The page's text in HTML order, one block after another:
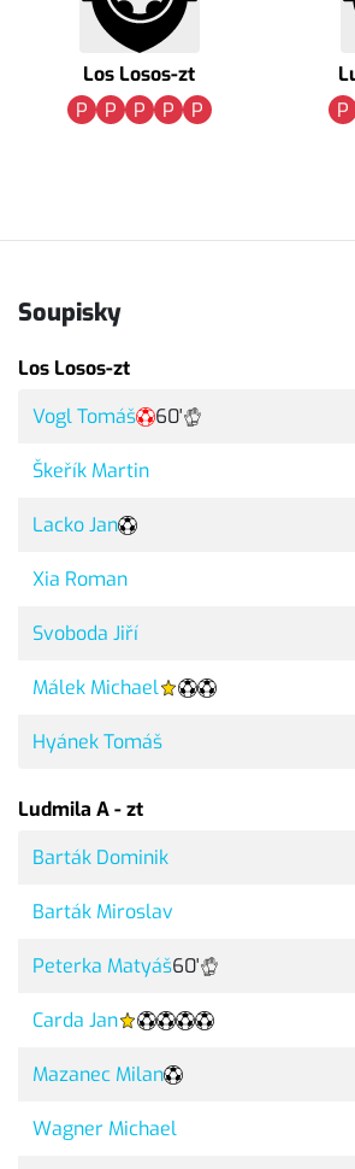
Los Losos-zt
P
P P P P
P
Soupisky
Los Losos-zt
Vogl Tomáš
60'
Škeřík Martin
Lacko Jan
Xia Roman
Svoboda Jiří
Málek Michael
Hyánek Tomáš
Ludmila A - zt
Barták Dominik
Barták Miroslav
Peterka Matyáš60'
Carda Jan
Mazanec Milan
Wagner Michael